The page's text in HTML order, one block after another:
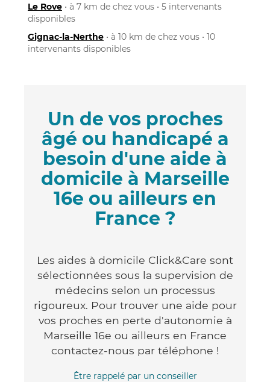
Le Rove • à 7 km de chez vous • 5 intervenants
disponibles
Gignac-la-Nerthe • à 10 km de chez vous • 10
intervenants disponibles
Un de vos proches
âgé ou handicapé a
besoin d'une aide à
domicile à Marseille
16e ou ailleurs en
France ?
Les aides à domicile Click&Care sont
sélectionnées sous la supervision de
médecins selon un processus
rigoureux. Pour trouver une aide pour
vos proches en perte d'autonomie à
Marseille 16e ou ailleurs en France
contactez-nous par téléphone !
Être rappelé par un conseiller